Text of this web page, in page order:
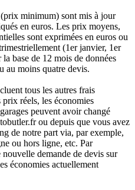
minimum) sont mis à jour
en euros. Les prix moyens,
sont exprimées en euros ou
(1er janvier, 1er
base de 12 mois de données
au moins quatre devis.
tous les autres frais
réels, les économies
peuvent avoir changé
ou depuis que vous avez
de notre part via, par exemple,
ou hors ligne, etc. Par
demande de devis sur
économies actuellement